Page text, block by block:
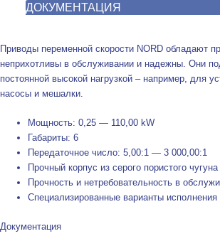
ДОКУМЕНТАЦИЯ
Приводы переменной скорости NORD обладают
неприхотливы в обслуживании и надежны. Они
постоянной высокой нагрузкой – например, для
насосы и мешалки.
Мощность: 0,25 — 110,00 kW
Габариты: 6
Передаточное число: 5,00:1 — 3 000,00:1
Прочный корпус из серого пористого чугуна
Прочность и нетребовательность в
Специализированные варианты исполнения
Документация